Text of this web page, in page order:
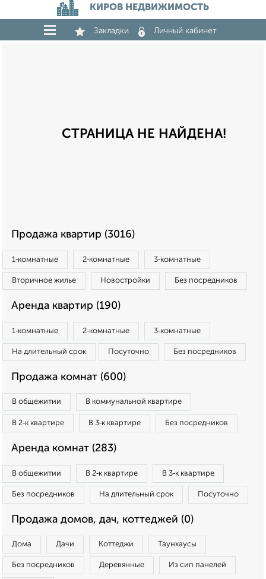
КИРОВ НЕДВИЖИМОСТЬ
Закладки Личный кабинет
СТРАНИЦА НЕ НАЙДЕНА!
Продажа квартир (3016)
1‑комнатные 2‑комнатные 3‑комнатные
Вторичное жилье Новостройки Без посредников
Аренда квартир (190)
1‑комнатные 2‑комнатные 3‑комнатные
На длительный срок Посуточно Без посредников
Продажа комнат (600)
В общежитии В коммунальной квартире
В 2‑к квартире В 3‑к квартире Без посредников
Аренда комнат (283)
В общежитии В 2‑к квартире В 3‑к квартире
Без посредников На длительный срок Посуточно
Продажа домов, дач, коттеджей (0)
Дома Дачи Коттеджи Таунхаусы
Без посредников Деревянные Из сип панелей